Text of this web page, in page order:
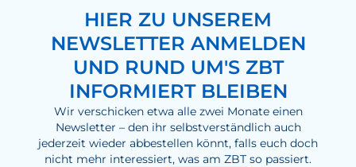
HIER ZU UNSEREM
NEWSLETTER ANMELDEN
UND RUND UM'S ZBT
INFORMIERT BLEIBEN
Wir verschicken etwa alle zwei Monate einen
Newsletter – den ihr selbstverständlich auch
jederzeit wieder abbestellen könnt, falls euch doch
nicht mehr interessiert, was am ZBT so passiert.